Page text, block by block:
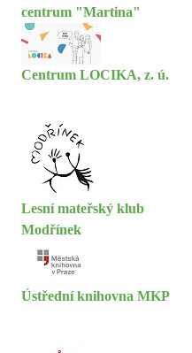
centrum "Martina"
Centrum LOCIKA, z. ú.
Lesní mateřský klub
Modřínek
Ústřední knihovna MKP